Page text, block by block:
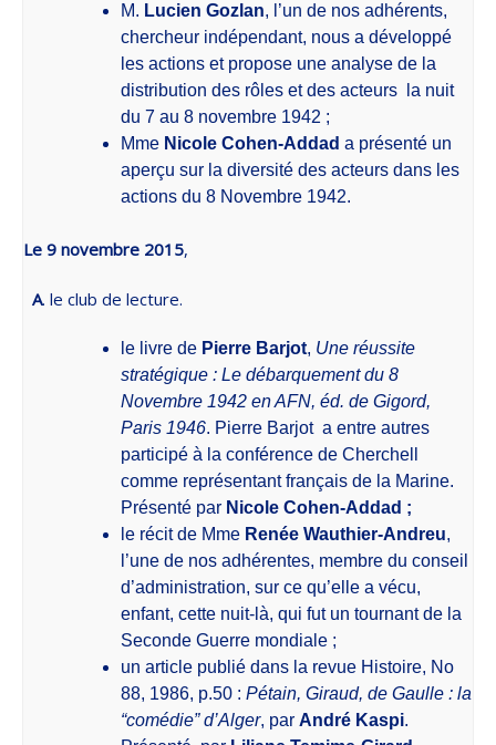
M. Lucien Gozlan, l’un de nos adhérents,
chercheur indépendant, nous a développé
les actions et propose une analyse de la
distribution des rôles et des acteurs
la nuit
du 7 au 8 novembre 1942 ;
Mme Nicole Cohen-Addad a présenté un
aperçu sur la diversité des acteurs dans les
actions du 8 Novembre 1942.
Le 9 novembre 2015,
A. le club de lecture.
le livre de Pierre Barjot, Une réussite
stratégique : Le débarquement du 8
Novembre 1942 en AFN, éd. de Gigord,
Paris 1946. Pierre Barjot a entre autres
participé à la conférence de Cherchell
comme représentant français de la Marine.
Présenté par Nicole Cohen-Addad ;
le récit de Mme Renée Wauthier-Andreu,
l’une de nos adhérentes, membre du conseil
d’administration, sur ce qu’elle a vécu,
enfant, cette nuit-là, qui fut un tournant de la
Seconde Guerre mondiale ;
un article publié dans la revue Histoire, No
88, 1986, p.50 : Pétain, Giraud, de Gaulle : la
“comédie” d’Alger, par André Kaspi.